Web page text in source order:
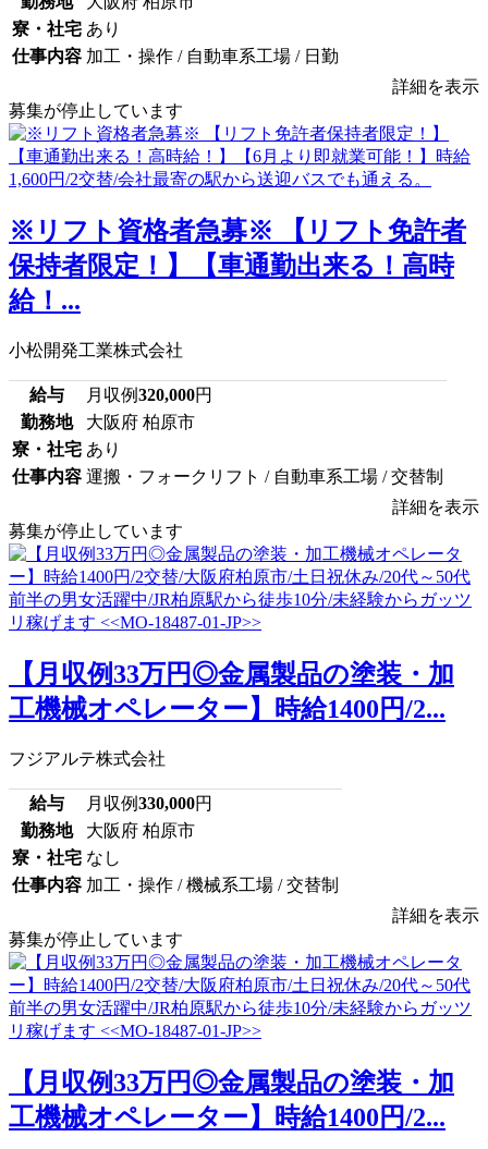
寮・社宅 あり
仕事内容 加工・操作 / 自動車系工場 / 日勤
詳細を表示
募集が停止しています
※リフト資格者急募※ 【リフト免許者
保持者限定！】【車通勤出来る！高時
給！...
小松開発工業株式会社
給与 月収例320,000円
勤務地
大阪府 柏原市
寮・社宅 あり
仕事内容 運搬・フォークリフト / 自動車系工場 / 交替制
詳細を表示
募集が停止しています
【月収例33万円◎金属製品の塗装・加
工機械オペレーター】時給1400円/2...
フジアルテ株式会社
給与 月収例330,000円
勤務地
大阪府 柏原市
寮・社宅 なし
仕事内容 加工・操作 / 機械系工場 / 交替制
詳細を表示
募集が停止しています
【月収例33万円◎金属製品の塗装・加
工機械オペレーター】時給1400円/2...